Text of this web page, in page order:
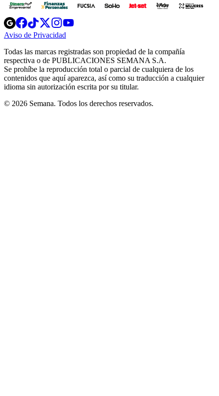
Opens
in
new
Opens
in
new
Opens
in
new
window
Opens
new
windowwindow
Aviso de Privacidad
new
window
Todas las marcas registradas son propiedad de la compañía
respectiva o de PUBLICACIONES SEMANA S.A.
Se prohíbe la reproducción total o parcial de cualquiera de los
contenidos que aquí aparezca, así como su traducción a cualquier
idioma sin autorización escrita por su titular.
© 2026 Semana. Todos los derechos reservados.